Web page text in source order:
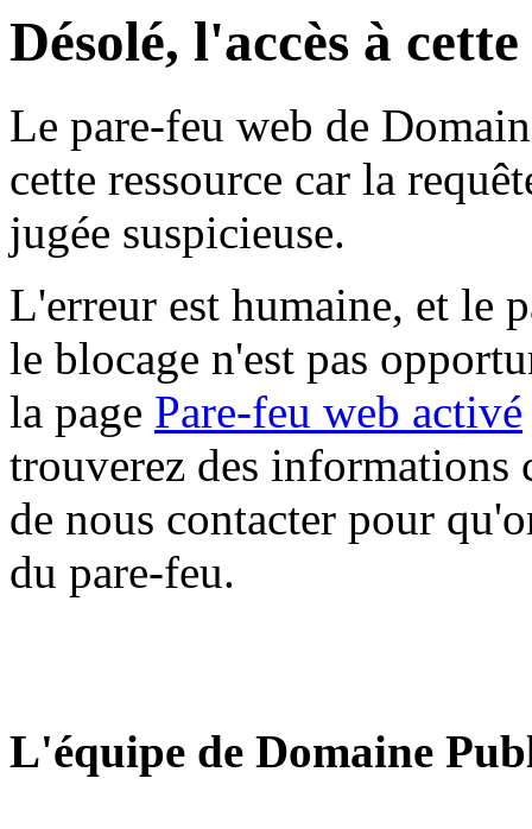
Désolé, l'accès à
Le pare-feu web de
cette ressource car la
jugée suspicieuse.
L'erreur est humaine, et le
le blocage n'est pas
la page Pare-feu web activé
trouverez des informations
de nous contacter pour
du pare-feu.
L'équipe de Domaine